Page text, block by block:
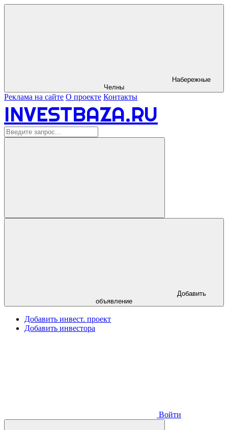
Челны
Реклама на сайте О проекте Контакты
INVESTBAZA.RU
объявление
Добавить инвест. проект
Добавить инвестора
Войти